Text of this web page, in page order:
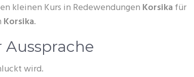
kleinen Kurs in Redewendungen Korsikafür
Korsika.
wird.